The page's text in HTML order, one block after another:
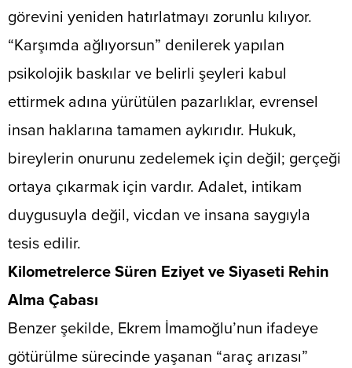
görevini yeniden hatırlatmayı zorunlu kılıyor.
“Karşımda ağlıyorsun” denilerek yapılan
psikolojik baskılar ve belirli şeyleri kabul
ettirmek adına yürütülen pazarlıklar, evrensel
insan haklarına tamamen aykırıdır. Hukuk,
bireylerin onurunu zedelemek için değil; gerçeği
ortaya çıkarmak için vardır. Adalet, intikam
duygusuyla değil, vicdan ve insana saygıyla
tesis edilir.
​Kilometrelerce Süren Eziyet ve Siyaseti Rehin
Alma Çabası
​Benzer şekilde, Ekrem İmamoğlu’nun ifadeye
götürülme sürecinde yaşanan “araç arızası”